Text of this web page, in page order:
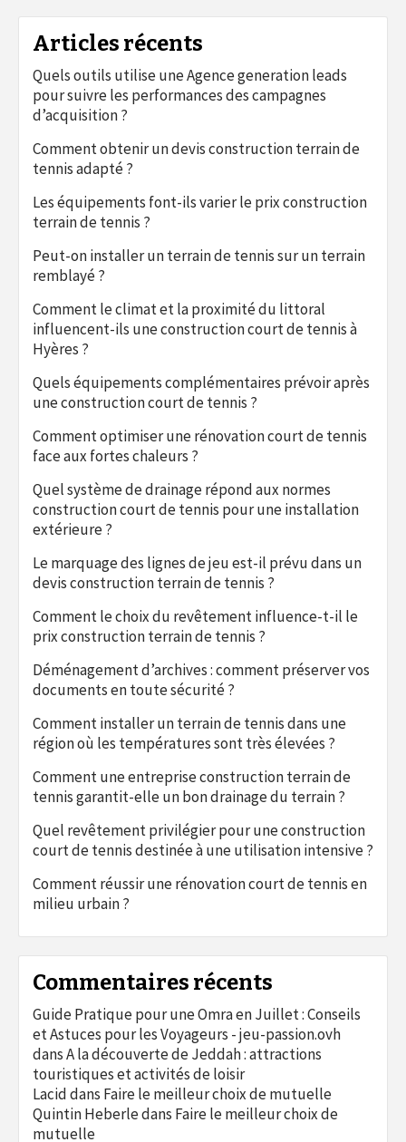
Articles récents
Quels outils utilise une Agence generation leads
pour suivre les performances des campagnes
d’acquisition ?
Comment obtenir un devis construction terrain de
tennis adapté ?
Les équipements font-ils varier le prix construction
terrain de tennis ?
Peut-on installer un terrain de tennis sur un terrain
remblayé ?
Comment le climat et la proximité du littoral
influencent-ils une construction court de tennis à
Hyères ?
Quels équipements complémentaires prévoir après
une construction court de tennis ?
Comment optimiser une rénovation court de tennis
face aux fortes chaleurs ?
Quel système de drainage répond aux normes
construction court de tennis pour une installation
extérieure ?
Le marquage des lignes de jeu est-il prévu dans un
devis construction terrain de tennis ?
Comment le choix du revêtement influence-t-il le
prix construction terrain de tennis ?
Déménagement d’archives : comment préserver vos
documents en toute sécurité ?
Comment installer un terrain de tennis dans une
région où les températures sont très élevées ?
Comment une entreprise construction terrain de
tennis garantit-elle un bon drainage du terrain ?
Quel revêtement privilégier pour une construction
court de tennis destinée à une utilisation intensive ?
Comment réussir une rénovation court de tennis en
milieu urbain ?
Commentaires récents
Guide Pratique pour une Omra en Juillet : Conseils
et Astuces pour les Voyageurs - jeu-passion.ovh
dansA la découverte de Jeddah : attractions
touristiques et activités de loisir
Laciddans Faire le meilleur choix de mutuelle
Quintin Heberledans Faire le meilleur choix de
mutuelle